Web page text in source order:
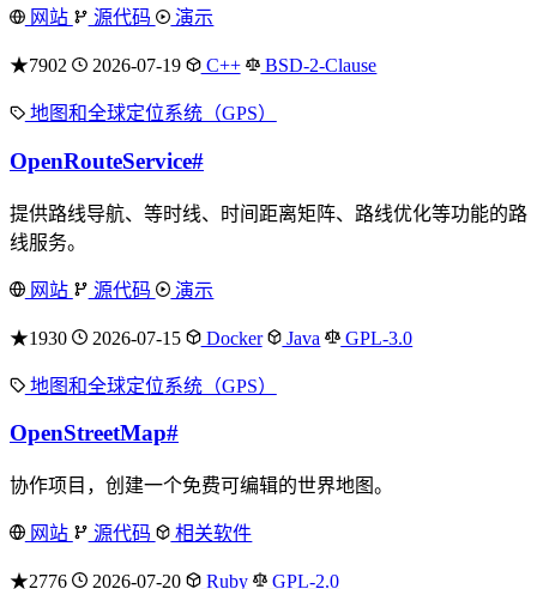
网站 源代码 演示
★7902 2026-07-19 C++ BSD-2-Clause
地图和全球定位系统（GPS）
OpenRouteService#
提供路线导航、等时线、时间距离矩阵、路线优化等功能的路
线服务。
网站 源代码 演示
★1930 2026-07-15 Docker Java GPL-3.0
地图和全球定位系统（GPS）
OpenStreetMap#
协作项目，创建一个免费可编辑的世界地图。
网站 源代码 相关软件
★2776 2026-07-20 Ruby GPL-2.0